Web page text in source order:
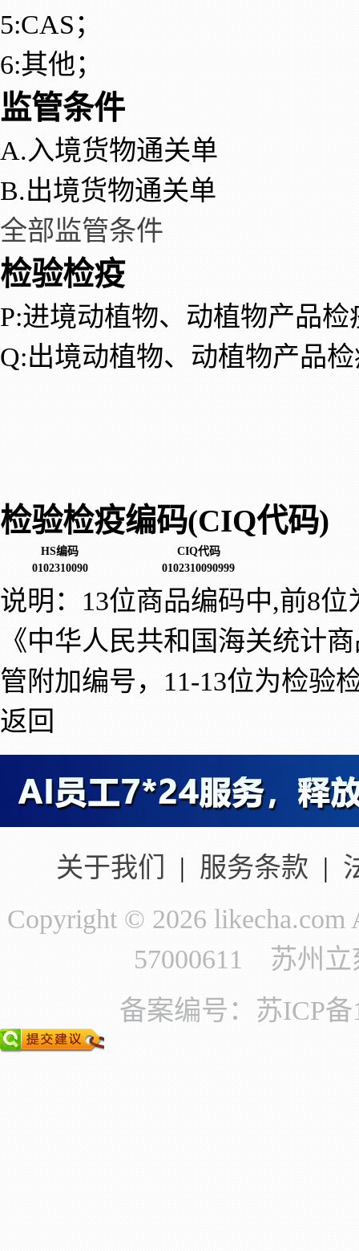
5:CAS；
6:其他；
监管条件
A.入境货物通关单
B.出境货物通关单
全部监管条件
检验检疫
P:进境动植物、动植物产品检
Q:出境动植物、动植物产品
检验检疫编码(CIQ代码)
HS编码
CIQ代码
0102310090
0102310090999
说明：13位商品编码中,前8
《中华人民共和国海关统计
管附加编号，11-13位为检验
返回
关于我们 | 服务条款 |
Copyright © 2026 likecha.com
57000611 苏州立
备案编号：苏ICP备